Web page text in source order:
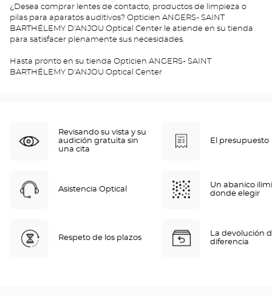
¿Desea comprar lentes de contacto, productos de limpieza o
pilas para aparatos auditivos? Opticien ANGERS- SAINT
BARTHÉLEMY D'ANJOU Optical Center le atiende en su tienda
para satisfacer plenamente sus necesidades.
Hasta pronto en su tienda Opticien ANGERS- SAINT
BARTHÉLEMY D'ANJOU Optical Center
Revisando su vista y su
audición gratuita sin
una cita
El presupuesto
Asistencia Optical
Un abanico
donde elegir
Respeto de los plazos
La devolución
diferencia